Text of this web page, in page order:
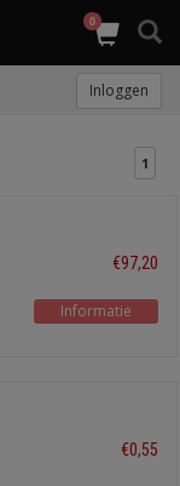
0
Inloggen
1
€97,20
Informatie
€0,55